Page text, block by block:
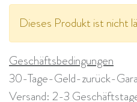
Dieses Produkt ist nicht
Geschäftsbedingungen
30-Tage-Geld-zurück-
Versand: 2-3